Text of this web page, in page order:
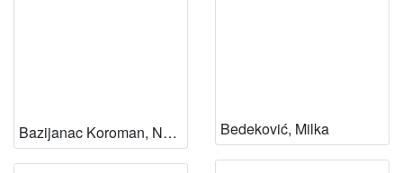
Bazijanac Koroman, Nada Bedeković, Milka